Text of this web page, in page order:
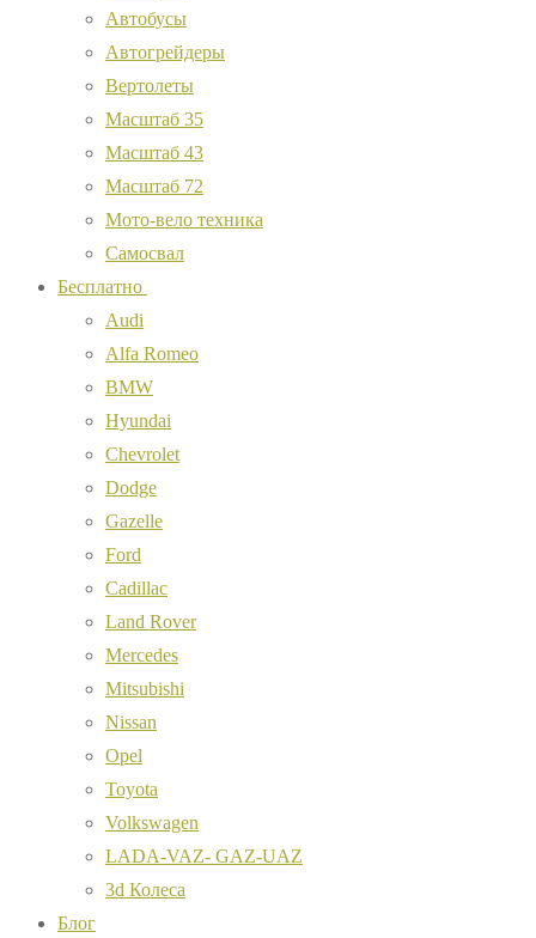
Автобусы
Автогрейдеры
Вертолеты
Масштаб 35
Масштаб 43
Масштаб 72
Мото-вело техника
Самосвал
Бесплатно
Audi
Alfa Romeo
BMW
Hyundai
Chevrolet
Dodge
Gazelle
Ford
Cadillac
Land Rover
Mercedes
Mitsubishi
Nissan
Opel
Toyota
Volkswagen
LADA-VAZ- GAZ-UAZ
3d Колеса
Блог